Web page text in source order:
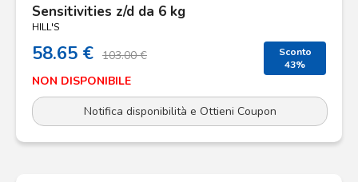
Sensitivities z/d da 6 kg
HILL'S
58.65 € 103.00 €
Sconto
43%
NON DISPONIBILE
Notifica disponibilità e Ottieni Coupon